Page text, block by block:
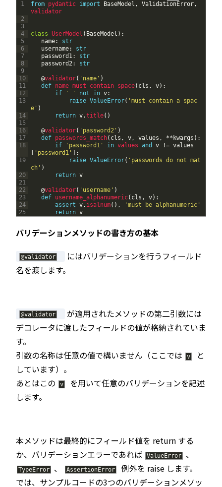
1
2
3
4
5
6
7
8
9
10
11
12
13
14
15
16
17
18
19
20
21
22
23
24
25
from pydantic import BaseModel , ValidationError,
validator
class UserModel ( BaseModel ) :
name:
str
username:
str
password1:
str
password2: str
@validator( 'name' )
def name_must_contain_space( cls , v) :
if
' ' not in v:
raise ValueError( 'must contain a spac
e' )
return v.title( )
@validator( 'password2' )
def passwords_match( cls , v, values , ** kwargs ) :
if
'password1' in values and v != values
'password1'
:
raise ValueError( 'passwords do not mat
ch' )
return v
@validator( 'username' )
def username_alphanumeric( cls , v) :
assert v. isalnum( ) ,
'must be alphanumeric'
return v
バリデーションメソッドの書き方の基本
@validator
にはバリデーションを行うフィールド
名を渡します。
@validator
が適用されたメソッドの第二引数には
デコレータに渡したフィールドの値が格納されていま
す。
引数の名称は任意の値で構いません（ここでは
v
と
しています）。
あとはこの
v
を用いて任意のバリデーションを記述
します。
本メソッドは最終的にフィールド値を return する
か、バリデーションエラーであれば
ValueError 、
TypeError 、 AssertionError
例外を raise します。
では、サンプルコードの3つのバリデーションメソッ